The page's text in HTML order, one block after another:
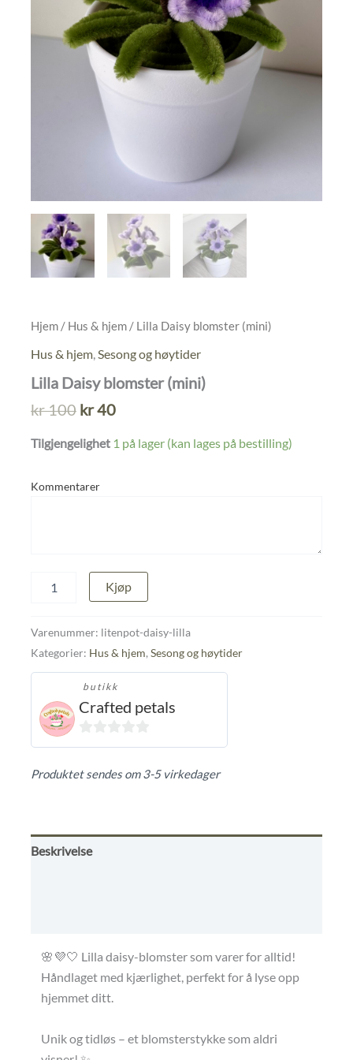
Hjem / Hus & hjem / Lilla Daisy blomster (mini)
Hus & hjem Sesong og høytider
Lilla Daisy blomster (mini)
kr100 Opprinnelig
var:
kr40Nåværende
er:
Tilgjengelighet 1 på lager (kan lages på bestilling)
Kommentarer
Daisy
(mini)
Kjøp
Varenummer: litenpot-daisy-lilla
Kategorier: Hus & hjem, Sesong og høytider
butikk
Crafted petals
0
Produktet sendes om 3-5 virkedager
Beskrivelse
🌸💜🤍 Lilla daisy-blomster som varer for alltid!
Håndlaget med kjærlighet, perfekt for å lyse opp
hjemmet ditt.
Unik og tidløs – et blomsterstykke som aldri